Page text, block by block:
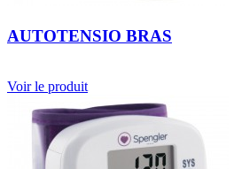
AUTOTENSIO BRAS
Voir le produit